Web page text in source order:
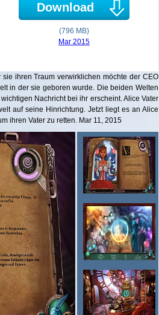
Download
(796 MB)
Mar 2015
ihren Traum verwirklichen möchte der CEO
in der sie geboren wurde. Die beiden Welten
Nachricht bei ihr erscheint. Alice Vater
auf seine Hinrichtung. Jetzt liegt es an Alice
ihren Vater zu retten. Mar 11, 2015